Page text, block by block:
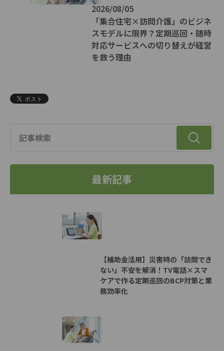
2026/08/05
「集合住宅×訪問介護」のビジネ
スモデルに限界？定期巡回・随時
対応サービスへの切り替えが経営
を救う理由
最新記事
【補助金活用】災害時の「訪問でき
ない」不安を解消！TV電話×スマ
ケアで作る定期巡回のBCP対策と業
務効率化